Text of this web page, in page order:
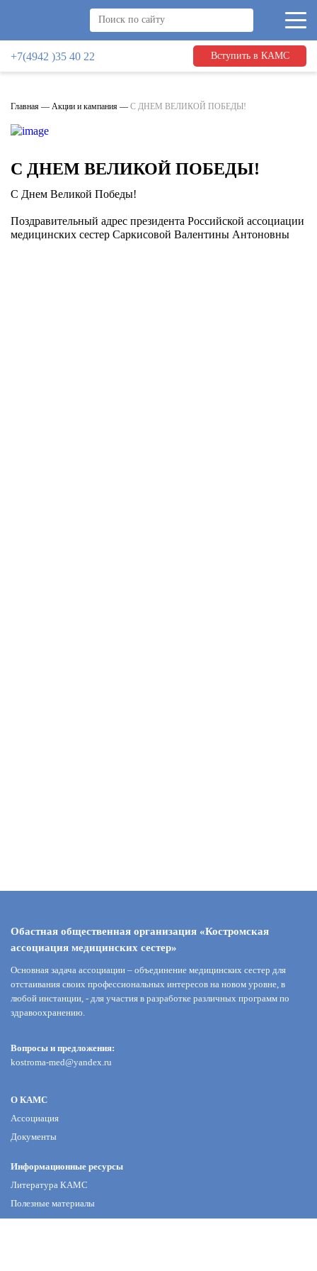
+7(4942 )35 40 22 Вступить в КАМС
Главная — Акции и кампания — С ДНЕМ ВЕЛИКОЙ ПОБЕДЫ!
С ДНЕМ ВЕЛИКОЙ ПОБЕДЫ!
С Днем Великой Победы!
Поздравительный адрес президента Российской ассоциации
медицинских сестер Саркисовой Валентины Антоновны
Обастная общественная организация «Костромская
ассоциация медицинских сестер»
Основная задача ассоциации – объединение медицинских сестер для
отстаивания своих профессиональных интересов на новом уровне, в
любой инстанции, - для участия в разработке различных программ по
здравоохранению.
Вопросы и предложения:
kostroma-med@yandex.ru
О КАМС
Ассоциация
Документы
Информационные ресурсы
Литература КАМС
Полезные материалы
Галерея памяти